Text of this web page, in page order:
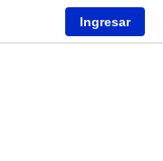
Ingresar